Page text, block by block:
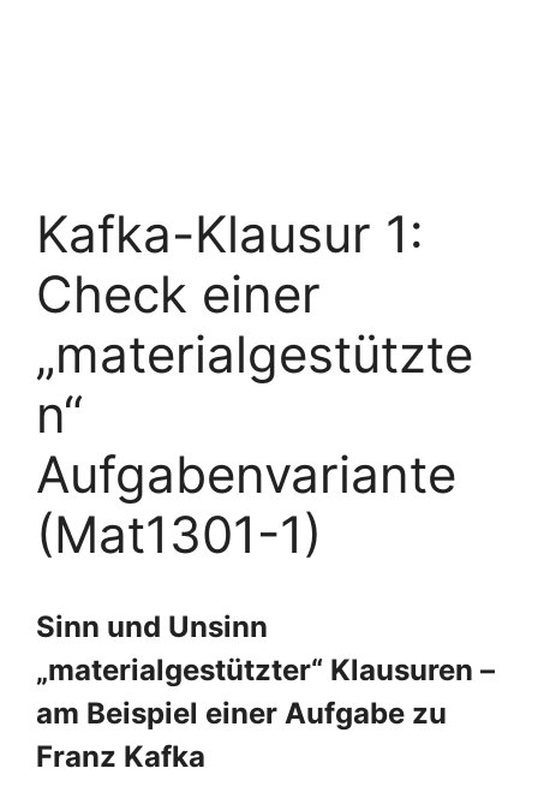
Kafka-Klausur 1:
Check einer
„materialgestützte
n“
Aufgabenvariante
(Mat1301-1)
Sinn und Unsinn
„materialgestützter“ Klausuren –
am Beispiel einer Aufgabe zu
Franz Kafka